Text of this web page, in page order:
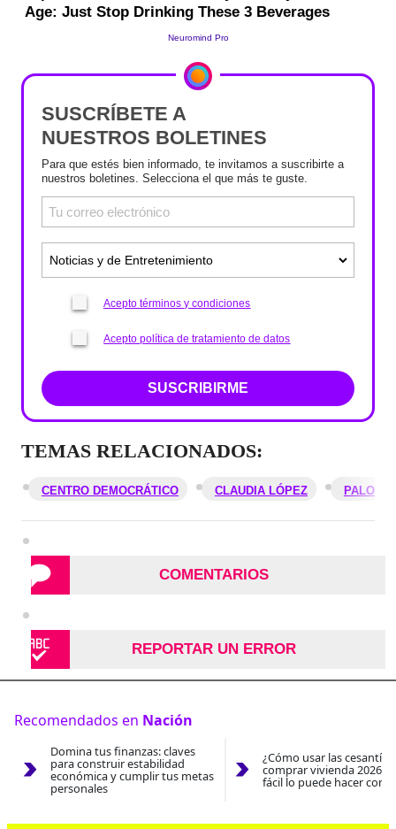
SUSCRÍBETE A
NUESTROS BOLETINES
Para que estés bien informado, te invitamos a suscribirte a
nuestros boletines. Selecciona el que más te guste.
Acepto términos y condiciones
Acepto política de tratamiento de datos
SUSCRIBIRME
TEMAS RELACIONADOS:
CENTRO DEMOCRÁTICO CLAUDIA LÓPEZ
COMENTARIOS
REPORTAR UN ERROR
Recomendados en Nación
Domina tus finanzas: claves
para construir estabilidad
económica y cumplir tus metas
personales
¿Cómo usar las
comprar vivienda 2026?
fácil lo puede hacer con